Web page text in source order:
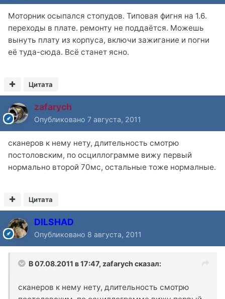
Моторник осыпался стопудов. Типовая фигня на 1.6.
переходы в плате. ремонту не поддаётся. Можешь
вынуть плату из корпуса, включи зажигание и погни
её туда-сюда. Всё станет ясно.
Цитата
zafarych
Опубликовано 7 августа, 2011
сканеров к нему нету, длительность смотрю
постоловским, по осциллограмме вижу первый
нормально второй 70мс, остальные тоже нормалные.
Цитата
DILSHAD
Опубликовано 8 августа, 2011
В 07.08.2011 в 17:47, zafarych сказал:
сканеров к нему нету, длительность смотрю